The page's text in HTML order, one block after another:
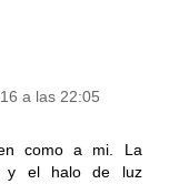
a las 22:05
como a mi. La
y el halo de luz